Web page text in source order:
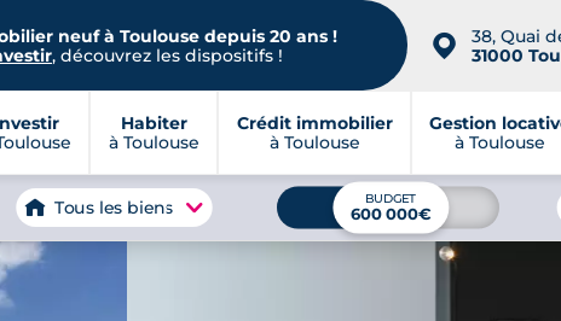
neuf à Toulouse depuis 20 ans !
, découvrez les dispositifs ! 📍
38, Quai
31000
Habiter
à Toulouse
Crédit immobilier
à Toulouse
Gestion
à Toulouse
Tous les biens BUDGET
600 000€